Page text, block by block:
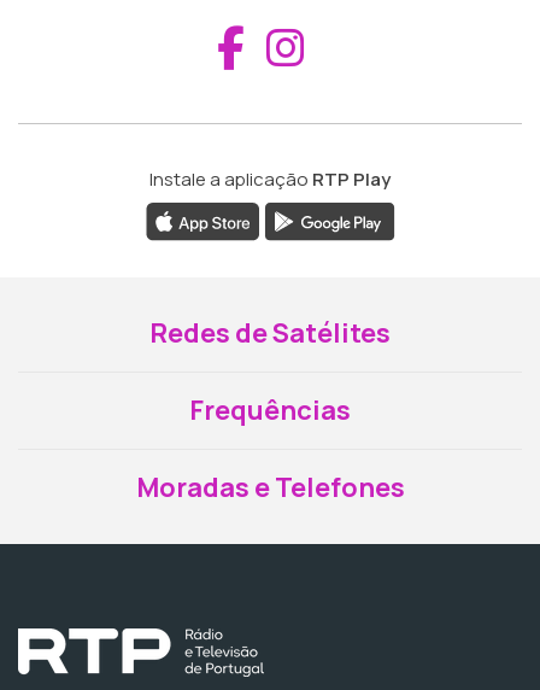
Aceder ao
Instale a aplicação RTP Play
Redes de Satélites
Frequências
Moradas e Telefones